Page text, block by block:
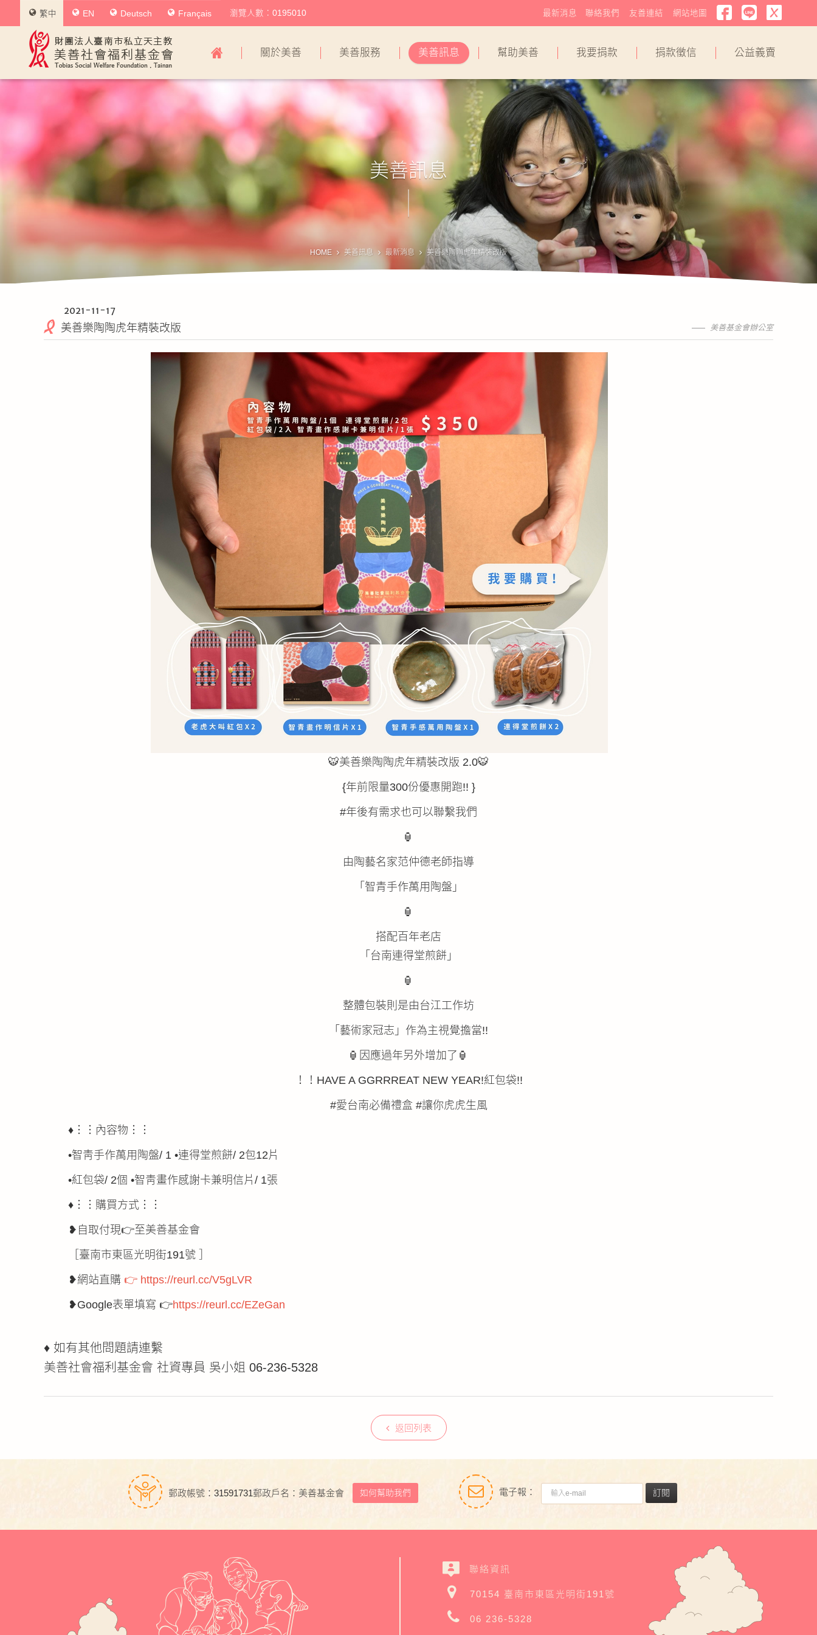
社
會
福
利
金
會
導
覽
關於美善 美善服務 美善訊息 幫助美善 我要捐款 捐款徵信 公益義賣
繁中 EN Deutsch Français 瀏覽人數：0195010 最新消息 聯絡我們 友善連結 網站地圖
美善訊息
HOME 美善訊息 最新消息 美善樂陶陶虎年精裝改版
美善基金會辦公室
2021-11-17
美善樂陶陶虎年精裝改版
🐯美善樂陶陶虎年精裝改版 2.0🐯
{年前限量300份優惠開跑!! }
#年後有需求也可以聯繫我們
🏮
由陶藝名家范仲德老師指導
「智青手作萬用陶盤」
🏮
搭配百年老店
「台南連得堂煎餅」
🏮
整體包裝則是由台江工作坊
「藝術家冠志」作為主視覺擔當!!
🏮因應過年另外增加了🏮
！！HAVE A GGRRREAT NEW YEAR!紅包袋!!
#愛台南必備禮盒 #讓你虎虎生風
♦︙︙內容物︙︙
•智靑手作萬用陶盤/ 1 •連得堂煎餅/ 2包12片
•紅包袋/ 2個 •智靑畫作感謝卡兼明信片/ 1張
♦︙︙購買方式︙︙
❥自取付現👉至美善基金會
［臺南市東區光明街191號 ］
❥網站直購 👉 https://reurl.cc/V5gLVR
❥Google表單填寫 👉https://reurl.cc/EZeGan
♦ 如有其他問題請連繫
美善社會福利基金會 社資專員 吳小姐 06-236-5328
返回列表
郵政帳號：31591731郵政戶名：美善基金會 如何幫助我們 電子報： 訂閱
聯絡資訊
70154 臺南市東區光明街191號
06 236-5328